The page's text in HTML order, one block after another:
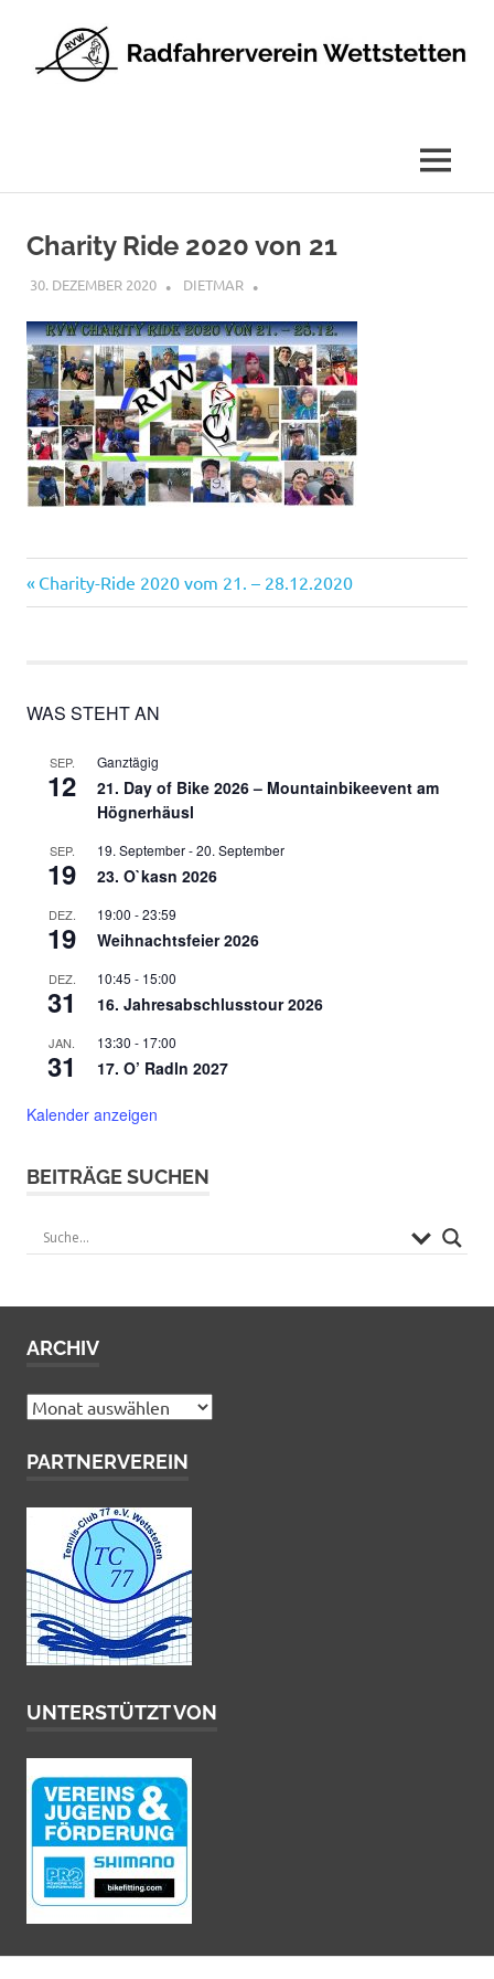
springen
MENÜ
Charity Ride 2020 von 21
30. DEZEMBER 2020 DIETMAR
Beitragsnavigation
Vorheriger
Beitrag:
Charity-Ride 2020 vom 21. – 28.12.2020
WAS STEHT AN
SEP.
12
Ganztägig
21. Day of Bike 2026 – Mountainbikeevent am
Högnerhäusl
SEP.
19
19. September-20. September
23. O`kasn 2026
DEZ.
19
19:00 -23:59
Weihnachtsfeier 2026
DEZ.
31
10:45 - 15:00
16. Jahresabschlusstour 2026
JAN.
31
13:30 - 17:00
17. O’ Radln 2027
Kalender anzeigen
BEITRÄGE SUCHEN
ARCHIV
Archiv
PARTNERVEREIN
UNTERSTÜTZT VON